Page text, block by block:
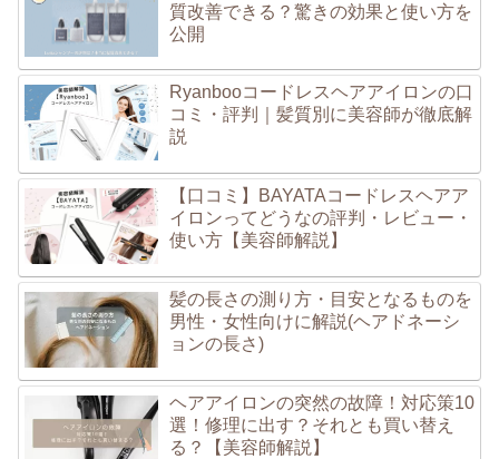
質改善できる？驚きの効果と使い方を
公開
Ryanbooコードレスヘアアイロンの口
コミ・評判｜髪質別に美容師が徹底解
説
【口コミ】BAYATAコードレスヘアア
イロンってどうなの評判・レビュー・
使い方【美容師解説】
髪の長さの測り方・目安となるものを
男性・女性向けに解説(ヘアドネーシ
ョンの長さ)
ヘアアイロンの突然の故障！対応策10
選！修理に出す？それとも買い替え
る？【美容師解説】